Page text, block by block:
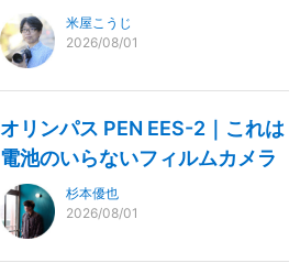
米屋こうじ
2026/08/01
オリンパス PEN EES-2｜これは
電池のいらないフィルムカメラ
杉本優也
2026/08/01